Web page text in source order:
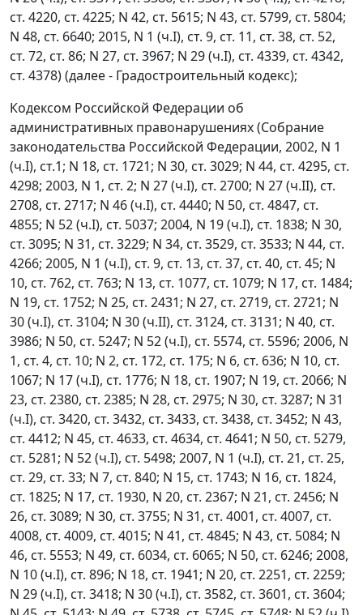
ст. 4220, ст. 4225; N 42, ст. 5615; N 43, ст. 5799, ст. 5804;
N 48, ст. 6640; 2015, N 1 (ч.I), ст. 9, ст. 11, ст. 38, ст. 52,
ст. 72, ст. 86; N 27, ст. 3967; N 29 (ч.I), ст. 4339, ст. 4342,
ст. 4378) (далее - Градостроительный кодекс);
Кодексом Российской Федерации об
административных правонарушениях (Собрание
законодательства Российской Федерации, 2002, N 1
(ч.I), ст.1; N 18, ст. 1721; N 30, ст. 3029; N 44, ст. 4295, ст.
4298; 2003, N 1, ст. 2; N 27 (ч.I), ст. 2700; N 27 (ч.II), ст.
2708, ст. 2717; N 46 (ч.I), ст. 4440; N 50, ст. 4847, ст.
4855; N 52 (ч.I), ст. 5037; 2004, N 19 (ч.I), ст. 1838; N 30,
ст. 3095; N 31, ст. 3229; N 34, ст. 3529, ст. 3533; N 44, ст.
4266; 2005, N 1 (ч.I), ст. 9, ст. 13, ст. 37, ст. 40, ст. 45; N
10, ст. 762, ст. 763; N 13, ст. 1077, ст. 1079; N 17, ст. 1484;
N 19, ст. 1752; N 25, ст. 2431; N 27, ст. 2719, ст. 2721; N
30 (ч.I), ст. 3104; N 30 (ч.II), ст. 3124, ст. 3131; N 40, ст.
3986; N 50, ст. 5247; N 52 (ч.I), ст. 5574, ст. 5596; 2006, N
1, ст. 4, ст. 10; N 2, ст. 172, ст. 175; N 6, ст. 636; N 10, ст.
1067; N 17 (ч.I), ст. 1776; N 18, ст. 1907; N 19, ст. 2066; N
23, ст. 2380, ст. 2385; N 28, ст. 2975; N 30, ст. 3287; N 31
(ч.I), ст. 3420, ст. 3432, ст. 3433, ст. 3438, ст. 3452; N 43,
ст. 4412; N 45, ст. 4633, ст. 4634, ст. 4641; N 50, ст. 5279,
ст. 5281; N 52 (ч.I), ст. 5498; 2007, N 1 (ч.I), ст. 21, ст. 25,
ст. 29, ст. 33; N 7, ст. 840; N 15, ст. 1743; N 16, ст. 1824,
ст. 1825; N 17, ст. 1930, N 20, ст. 2367; N 21, ст. 2456; N
26, ст. 3089; N 30, ст. 3755; N 31, ст. 4001, ст. 4007, ст.
4008, ст. 4009, ст. 4015; N 41, ст. 4845; N 43, ст. 5084; N
46, ст. 5553; N 49, ст. 6034, ст. 6065; N 50, ст. 6246; 2008,
N 10 (ч.I), ст. 896; N 18, ст. 1941; N 20, ст. 2251, ст. 2259;
N 29 (ч.I), ст. 3418; N 30 (ч.I), ст. 3582, ст. 3601, ст. 3604;